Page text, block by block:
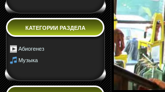
КАТЕГОРИИ РАЗДЕЛА
Абиогенез
Музыка